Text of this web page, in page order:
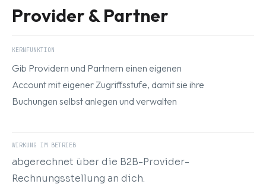
Provider & Partner
KERNFUNKTION
Gib Providern und Partnern einen eigenen
Account mit eigener Zugriffsstufe, damit sie ihre
Buchungen selbst anlegen und verwalten
WIRKUNG IM BETRIEB
abgerechnet über die B2B-Provider-
Rechnungsstellung an dich.